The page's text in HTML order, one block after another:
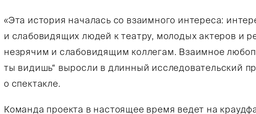
«Эта история началась со взаимного интереса:
и слабовидящих людей к театру, молодых актеров и
незрячим и слабовидящим коллегам. Взаимное
ты видишь“ выросли в длинный исследовательский
о спектакле.
Команда проекта в настоящее время ведет на